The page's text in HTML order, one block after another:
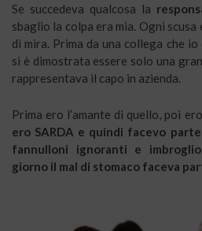
Se succedeva qualcosa la
sbaglio la colpa era mia. Ogni scusa
di mira. Prima da una collega che io
si è dimostrata essere solo una
rappresentava il capo in azienda.
Prima ero l’amante di quello, poi
ero SARDA e quindi facevo
fannulloni ignoranti e
giorno il mal di stomaco faceva